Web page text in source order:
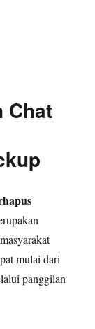
Chat
mulai dari
panggilan